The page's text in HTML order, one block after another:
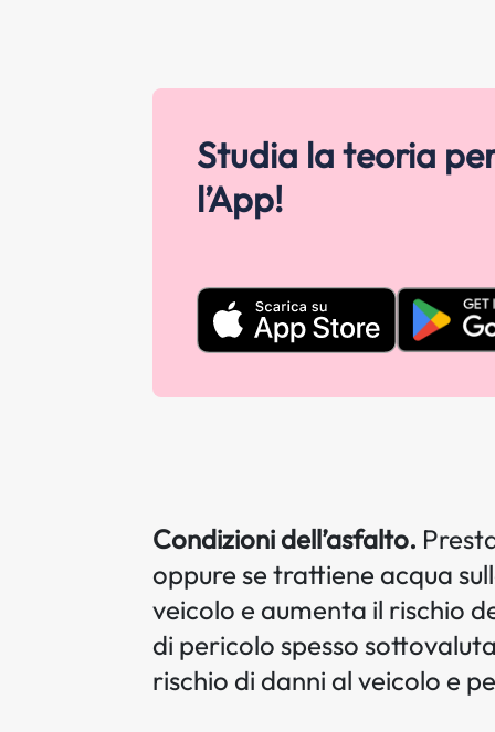
Studia la teoria
l’App!
Condizioni dell’asfalto.
oppure se trattiene acqua
veicolo e aumenta il rischio
di pericolo spesso
rischio di danni al veicolo e